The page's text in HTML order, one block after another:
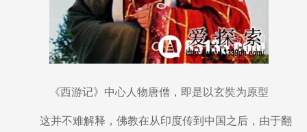
《西游记》中心人物唐僧，即是以玄奘为原型
这并不难解释，佛教在从印度传到中国之后，由于翻